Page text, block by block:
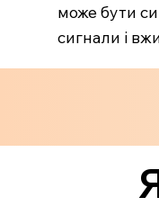
може бути
сигнали і